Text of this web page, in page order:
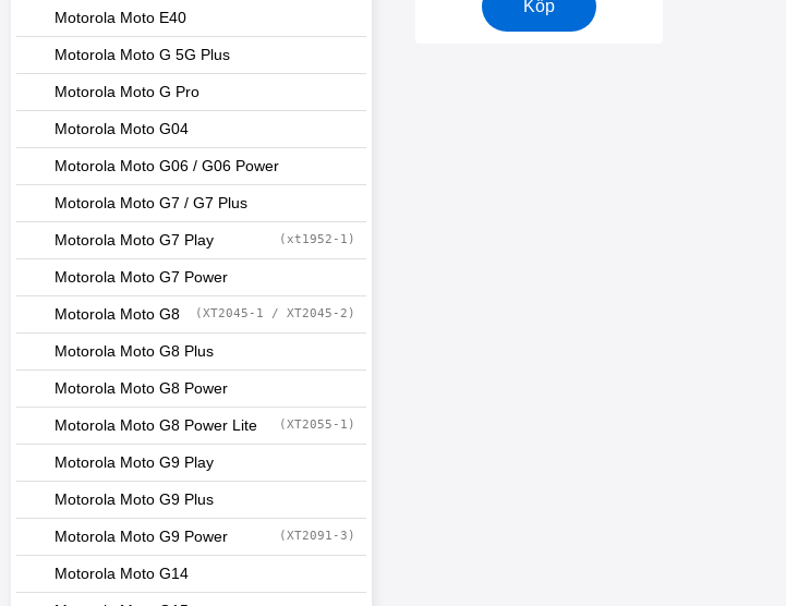
Motorola Moto E40
Motorola Moto G 5G Plus
Motorola Moto G Pro
Motorola Moto G04
Motorola Moto G06 / G06 Power
Motorola Moto G7 / G7 Plus
Motorola Moto G7 Play (xt1952-1)
Motorola Moto G7 Power
Motorola Moto G8 (XT2045-1 / XT2045-2)
Motorola Moto G8 Plus
Motorola Moto G8 Power
Motorola Moto G8 Power Lite (XT2055-1)
Motorola Moto G9 Play
Motorola Moto G9 Plus
Motorola Moto G9 Power (XT2091-3)
Motorola Moto G14
Köp